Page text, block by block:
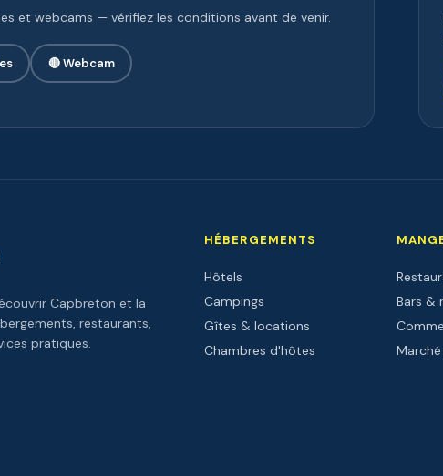
et webcams — vérifiez les conditions avant de venir.
🔴 Webcam
Capbreton et la
restaurants,
pratiques.
HÉBERGEMENTS
Hôtels
Campings
Gîtes & locations
Chambres d'hôtes
Bars &